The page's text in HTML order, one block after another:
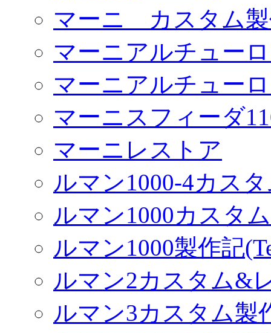
マーニ カスタム
マーニアルチュー
マーニアルチュー
マーニスフィーダ
マーニレストア
ルマン1000-4カス
ルマン1000カスタ
ルマン1000製作記
ルマン2カスタム&
ルマン3カスタム製